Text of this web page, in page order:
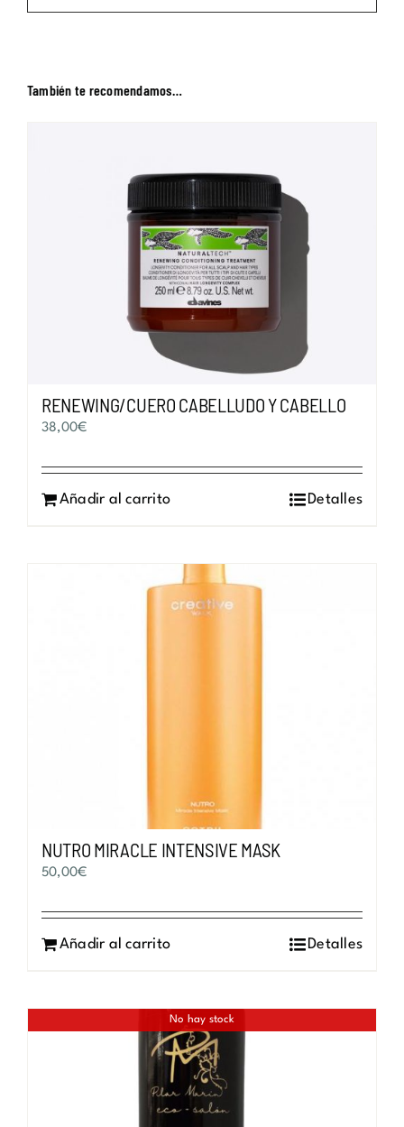
También te recomendamos…
RENEWING/CUERO CABELLUDO Y CABELLO
38,00€
Añadir al carrito Detalles
NUTRO MIRACLE INTENSIVE MASK
50,00€
Añadir al carrito Detalles
No hay stock